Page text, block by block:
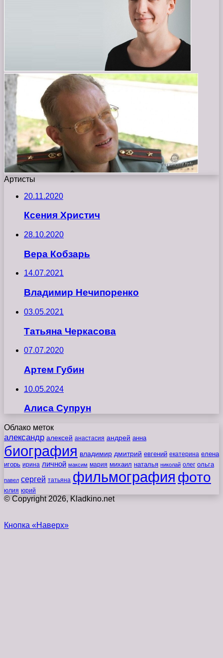
Артисты
20.11.2020
Ксения Христич
28.10.2020
Вера Кобзарь
14.07.2021
Владимир Нечипоренко
03.05.2021
Татьяна Черкасова
07.07.2020
Артем Губин
10.05.2024
Алиса Супрун
Облако меток
александр алексей анастасия андрей анна
биография владимир дмитрий евгений екатерина елена
игорь ирина личной максим мария михаил наталья николай олег ольга
павел сергей татьяна фильмография фото
юлия юрий
© Copyright 2026, Kladkino.net
Кнопка «Наверх»